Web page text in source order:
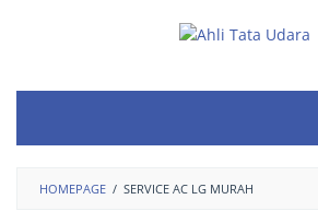
HOMEPAGE / SERVICE AC LG MURAH